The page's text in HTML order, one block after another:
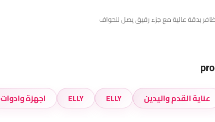
بدقة عالية مع جزء رقيق يصل للحواف
عناية القدم واليدين ELLY
ELLY اجهزة وادوات